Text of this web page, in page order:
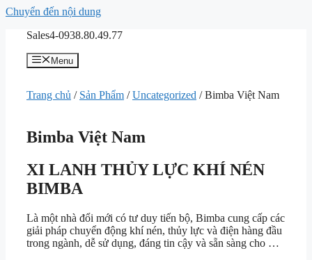
Chuyển đến nội dung
Sales4-0938.80.49.77
Menu
Trang chủ / Sản Phẩm /Uncategorized / Bimba Việt Nam
Bimba Việt Nam
XI LANH THỦY LỰC KHÍ NÉN
BIMBA
Là một nhà đổi mới có tư duy tiến bộ, Bimba cung cấp các
giải pháp chuyển động khí nén, thủy lực và điện hàng đầu
trong ngành, dễ sử dụng, đáng tin cậy và sẵn sàng cho …